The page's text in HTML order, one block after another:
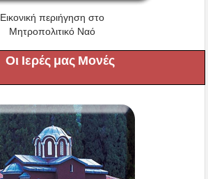
Εικονική περιήγηση στο
Μητροπολιτικό Ναό
Οι Ιερές μας Μονές